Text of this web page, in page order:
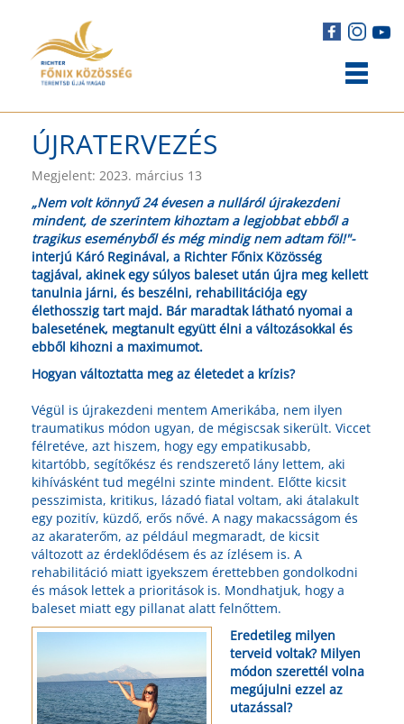
ÚJRATERVEZÉS
Megjelent: 2023. március 13
„Nem volt könnyű 24 évesen a nulláról újrakezdeni
mindent, de szerintem kihoztam a legjobbat ebből a
tragikus eseményből és még mindig nem adtam föl!"-
interjú Káró Reginával, a Richter Főnix Közösség
tagjával, akinek egy súlyos baleset után újra meg kellett
tanulnia járni, és beszélni, rehabilitációja egy
élethosszig tart majd. Bár maradtak látható nyomai a
balesetének, megtanult együtt élni a változásokkal és
ebből kihozni a maximumot.
Hogyan változtatta meg az életedet a krízis?
Végül is újrakezdeni mentem Amerikába, nem ilyen
traumatikus módon ugyan, de mégiscsak sikerült. Viccet
félretéve, azt hiszem, hogy egy empatikusabb,
kitartóbb, segítőkész és rendszerető lány lettem, aki
kihívásként tud megélni szinte mindent. Előtte kicsit
pesszimista, kritikus, lázadó fiatal voltam, aki átalakult
egy pozitív, küzdő, erős nővé. A nagy makacsságom és
az akaraterőm, az például megmaradt, de kicsit
változott az érdeklődésem és az ízlésem is. A
rehabilitáció miatt igyekszem érettebben gondolkodni
és mások lettek a prioritások is. Mondhatjuk, hogy a
baleset miatt egy pillanat alatt felnőttem.
Eredetileg milyen
terveid voltak? Milyen
módon szerettél volna
megújulni ezzel az
utazással?